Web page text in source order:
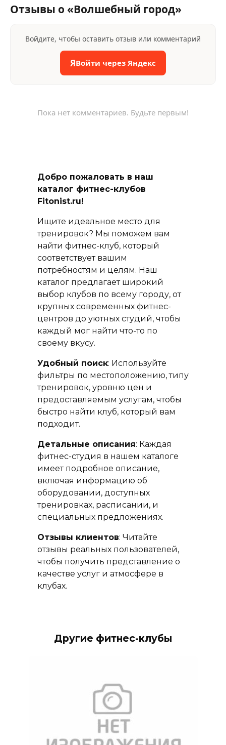
Отзывы о «Волшебный город»
Войдите, чтобы оставить отзыв или комментарий
ЯВойти через Яндекс
Пока нет комментариев. Будьте первым!
Добро пожаловать в наш
каталог фитнес-клубов
Fitonist.ru!
Ищите идеальное место для
тренировок? Мы поможем вам
найти фитнес-клуб, который
соответствует вашим
потребностям и целям. Наш
каталог предлагает широкий
выбор клубов по всему городу, от
крупных современных фитнес-
центров до уютных студий, чтобы
каждый мог найти что-то по
своему вкусу.
Удобный поиск: Используйте
фильтры по местоположению, типу
тренировок, уровню цен и
предоставляемым услугам, чтобы
быстро найти клуб, который вам
подходит.
Детальные описания: Каждая
фитнес-студия в нашем каталоге
имеет подробное описание,
включая информацию об
оборудовании, доступных
тренировках, расписании, и
специальных предложениях.
Отзывы клиентов: Читайте
отзывы реальных пользователей,
чтобы получить представление о
качестве услуг и атмосфере в
клубах.
Другие фитнес-клубы